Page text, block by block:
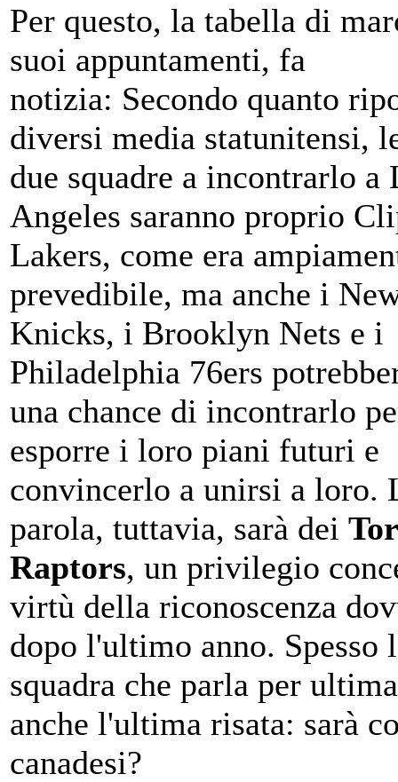
Per questo, la tabella di
suoi appuntamenti, fa
notizia: Secondo quanto
diversi media statunitensi,
due squadre a incontrarlo a
Angeles saranno proprio
Lakers, come era
prevedibile, ma anche i
Knicks, i Brooklyn Nets e i
Philadelphia 76ers
una chance di incontrarlo
esporre i loro piani futuri e
convincerlo a unirsi a loro.
parola, tuttavia, sarà dei
Raptors, un privilegio
virtù della riconoscenza
dopo l'ultimo anno. Spesso
squadra che parla per
anche l'ultima risata: sarà
canadesi?